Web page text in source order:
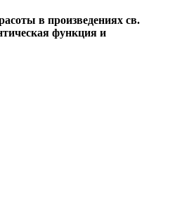
в произведениях св.
функция и